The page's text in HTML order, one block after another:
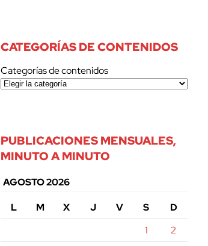
CATEGORÍAS DE CONTENIDOS
Categorías de contenidos
PUBLICACIONES MENSUALES,
MINUTO A MINUTO
AGOSTO 2026
L
M X J V S
D
1
2